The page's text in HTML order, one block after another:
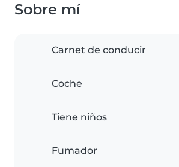
Sobre mí
Carnet de conducir
Coche
Tiene niños
Fumador